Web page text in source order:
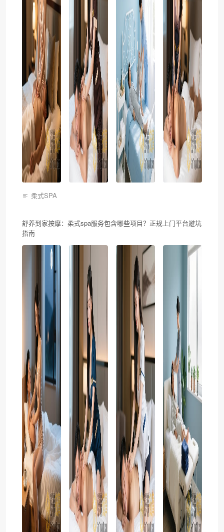
柔式SPA
舒养到家按摩：柔式spa服务包含哪些项目？正规上门平台避坑
指南